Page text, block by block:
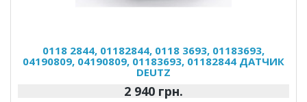
0118 2844, 01182844, 0118 3693, 01183693,
04190809, 04190809, 01183693, 01182844 ДАТЧИК
DEUTZ
2 940 грн.